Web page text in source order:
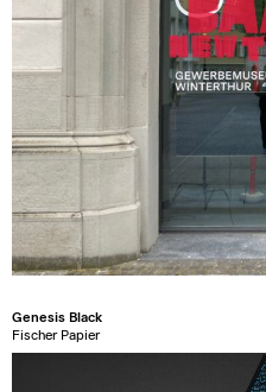
Genesis Black
Fischer Papier